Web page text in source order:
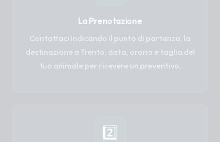
La Prenotazione
Contattaci indicando il punto di partenza, la
destinazione a Trento, data, orario e taglia del
tuo animale per ricevere un preventivo.
2️⃣